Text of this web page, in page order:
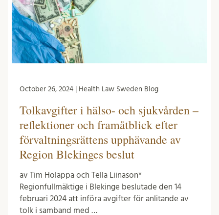
October 26, 2024 | Health Law Sweden Blog
Tolkavgifter i hälso- och sjukvården –
reflektioner och framåtblick efter
förvaltningsrättens upphävande av
Region Blekinges beslut
av Tim Holappa och Tella Liinason*
Regionfullmäktige i Blekinge beslutade den 14
februari 2024 att införa avgifter för anlitande av
tolk i samband med …